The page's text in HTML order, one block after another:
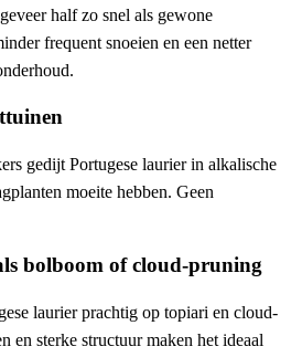
half zo snel als gewone
frequent snoeien en een netter
gedijt Portugese laurier in alkalische
moeite hebben. Geen
bolboom of cloud-pruning
laurier prachtig op topiari en cloud-
en sterke structuur maken het ideaal